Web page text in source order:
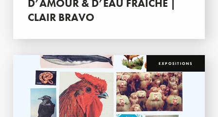
D’AMOUR & D’EAU FRAÎCHE |
CLAIR BRAVO
EXPOSITIONS